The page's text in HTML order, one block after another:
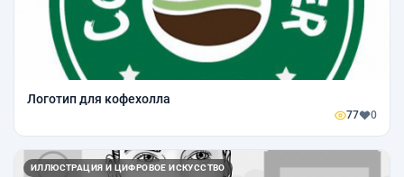
Логотип для кофехолла
77 0
ИЛЛЮСТРАЦИЯ И ЦИФРОВОЕ ИСКУССТВО